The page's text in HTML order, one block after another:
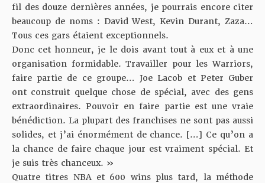
fil des douze dernières années, je pourrais encore citer
beaucoup de noms : David West, Kevin Durant, Zaza…
Tous ces gars étaient exceptionnels.
Donc cet honneur, je le dois avant tout à eux et à une
organisation formidable. Travailler pour les Warriors,
faire partie de ce groupe… Joe Lacob et Peter Guber
ont construit quelque chose de spécial, avec des gens
extraordinaires. Pouvoir en faire partie est une vraie
bénédiction. La plupart des franchises ne sont pas aussi
solides, et j’ai énormément de chance. […] Ce qu’on a
la chance de faire chaque jour est vraiment spécial. Et
je suis très chanceux. »
Quatre titres NBA et 600 wins plus tard, la méthode